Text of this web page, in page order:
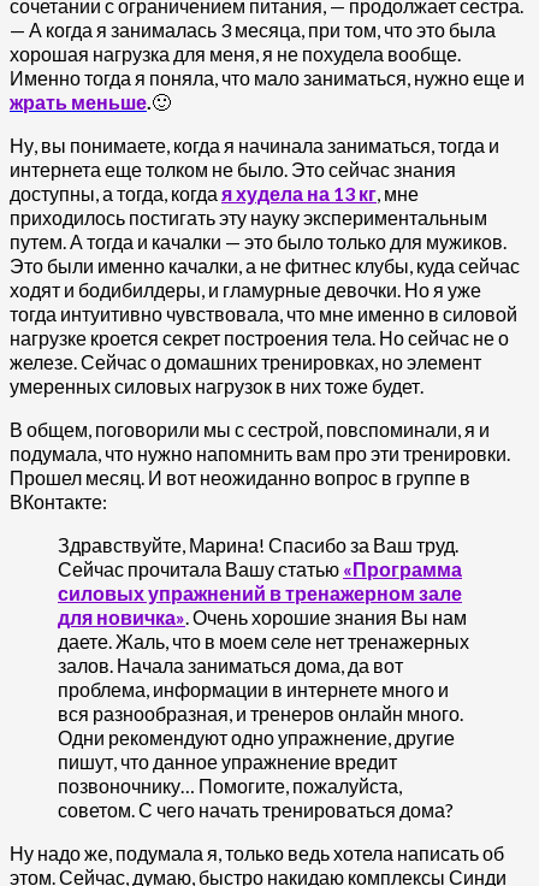
сочетании с ограничением питания, — продолжает сестра.
— А когда я занималась 3 месяца, при том, что это была
хорошая нагрузка для меня, я не похудела вообще.
Именно тогда я поняла, что мало заниматься, нужно еще и
жрать меньше 🙂
Ну, вы понимаете, когда я начинала заниматься, тогда и
интернета еще толком не было. Это сейчас знания
доступны, а тогда, когда я худела на 13 кг , мне
приходилось постигать эту науку экспериментальным
путем. А тогда и качалки — это было только для мужиков.
Это были именно качалки, а не фитнес клубы, куда сейчас
ходят и бодибилдеры, и гламурные девочки. Но я уже
тогда интуитивно чувствовала, что мне именно в силовой
нагрузке кроется секрет построения тела. Но сейчас не о
железе. Сейчас о домашних тренировках, но элемент
умеренных силовых нагрузок в них тоже будет.
В общем, поговорили мы с сестрой, повспоминали, я и
подумала, что нужно напомнить вам про эти тренировки.
Прошел месяц. И вот неожиданно вопрос в группе в
ВКонтакте:
Здравствуйте, Марина! Спасибо за Ваш труд.
Сейчас прочитала Вашу статью «Программа
силовых упражнений в тренажерном зале
для новичка» . Очень хорошие знания Вы нам
даете. Жаль, что в моем селе нет тренажерных
залов. Начала заниматься дома, да вот
проблема, информации в интернете много и
вся разнообразная, и тренеров онлайн много.
Одни рекомендуют одно упражнение, другие
пишут, что данное упражнение вредит
позвоночнику… Помогите, пожалуйста,
советом. С чего начать тренироваться дома?
Ну надо же, подумала я, только ведь хотела написать об
этом. Сейчас, думаю, быстро накидаю комплексы Синди